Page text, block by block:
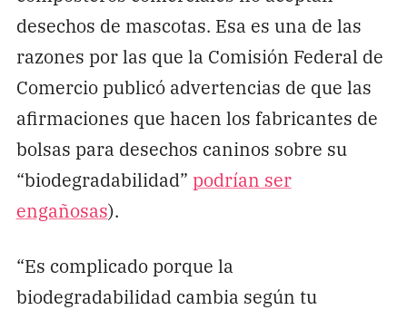
desechos de mascotas. Esa es una de las
razones por las que la Comisión Federal de
Comercio publicó advertencias de que las
afirmaciones que hacen los fabricantes de
bolsas para desechos caninos sobre su
“biodegradabilidad” podrían ser
engañosas).
“Es complicado porque la
biodegradabilidad cambia según tu